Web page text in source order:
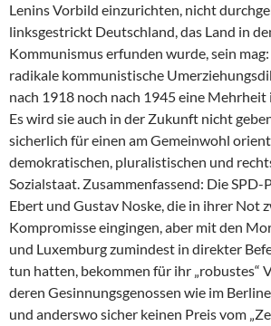
Lenins Vorbild einzurichten, nicht
linksgestrickt Deutschland, das Land in
Kommunismus erfunden wurde, sein
radikale kommunistische
nach 1918 noch nach 1945 eine Mehrheit
Es wird sie auch in der Zukunft nicht
sicherlich für einen am Gemeinwohl
demokratischen, pluralistischen und
Sozialstaat. Zusammenfassend: Die
Ebert und Gustav Noske, die in ihrer Not
Kompromisse eingingen, aber mit den
und Luxemburg zumindest in direkter
tun hatten, bekommen für ihr „robustes“
deren Gesinnungsgenossen wie im
und anderswo sicher keinen Preis vom